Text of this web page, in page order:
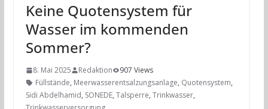
Keine Quotensystem für
Wasser im kommenden
Sommer?
8. Mai 2025 Redaktion
907 Views
Füllstände, Meerwasserentsalzungsanlage, Quotensystem,
Sidi Abdelhamid, SONEDE, Talsperre, Trinkwasser,